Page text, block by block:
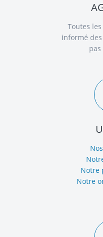
Toutes
informé
Notre
Notre